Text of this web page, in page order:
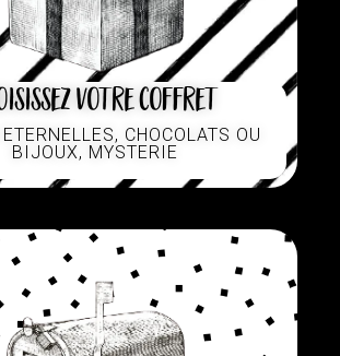
votre coffret
CHOCOLATS OU
BIJOUX, MYSTERIE